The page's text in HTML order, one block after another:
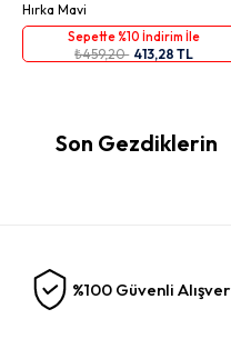
Hırka Mavi
Sepette %10 İndirim İle
₺459,20 413,28 TL
Son Gezdiklerin
%100 Güvenli